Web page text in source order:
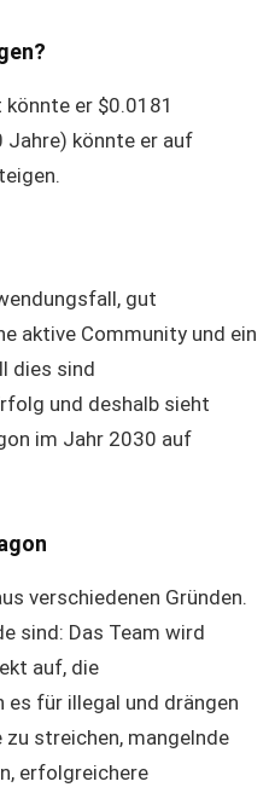
er $0.0181
könnte er auf
gut
aktive Community und ein
dies sind
und deshalb sieht
im Jahr 2030 auf
verschiedenen Gründen.
sind: Das Team wird
auf, die
für illegal und drängen
zu streichen, mangelnde
erfolgreichere